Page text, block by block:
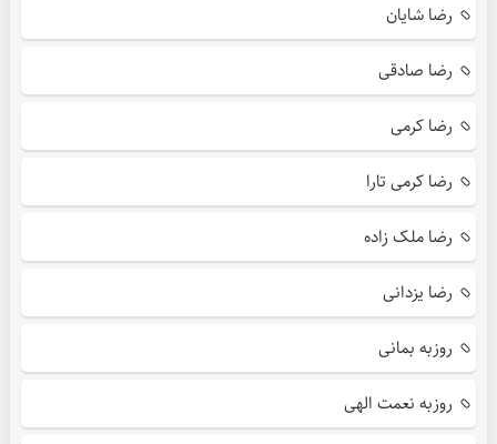
رضا شایان
رضا صادقی
رضا کرمی
رضا کرمی تارا
رضا ملک زاده
رضا یزدانی
روزبه بمانی
روزبه نعمت الهی